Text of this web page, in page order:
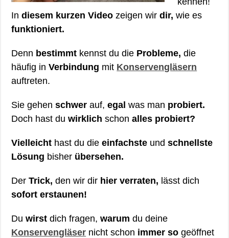
Indiesem kurzen Video zeigen wirdir, wie es
funktioniert.
Denn bestimmt kennst du die Probleme, die
häufig inVerbindung mit Konservengläsern
auftreten.
Sie gehenschwer auf,egal was man probiert.
Doch hast duwirklich schonalles probiert?
Vielleicht hast du dieeinfachste undschnellste
Lösung bisher übersehen.
DerTrick, den wir dir hier verraten, lässt dich
sofort erstaunen!
Duwirst dich fragen,warum du deine
Konservengläser nicht schon immer so geöffnet